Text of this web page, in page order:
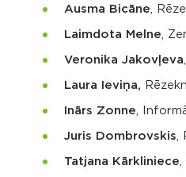
Ausma Bicāne,
Laimdota Melne,
Veronika Jakovļeva
Laura Ieviņa,
Inārs Zonne,
Juris Dombrovskis,
Tatjana Kārkliniece,